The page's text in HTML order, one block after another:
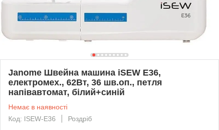
Janome Швейна машина iSEW E36,
електромех., 62Вт, 36 шв.оп., петля
напівавтомат, білий+синій
Немає в наявності
Код: ISEW-E36
Роздріб